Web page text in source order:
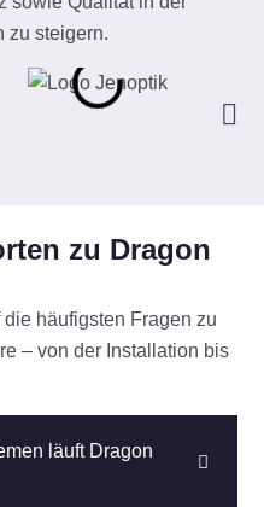
zu steigern.
zu Dragon
häufigsten Fragen zu
– von der Installation bis
läuft Dragon